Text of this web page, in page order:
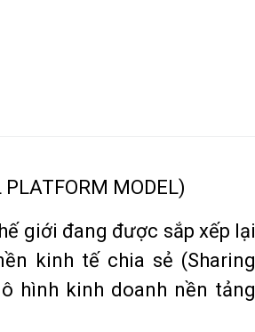
MODEL)
giới đang được sắp xếp lại
kinh tế chia sẻ (Sharing
hình kinh doanh nền tảng